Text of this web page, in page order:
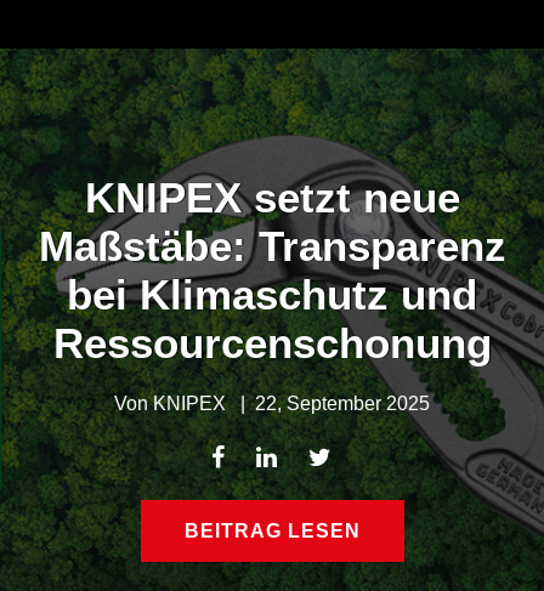
KNIPEX setzt neue
Maßstäbe: Transparenz
bei Klimaschutz und
Ressourcenschonung
VonKNIPEX|22, September 2025
BEITRAG LESEN